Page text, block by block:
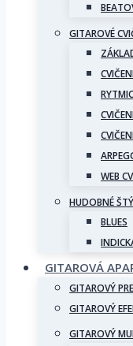
GITAROVÉ
WEB
HUDOBNÉ
BLUES
GITAROVÁ
GITAROVÝ
GITAROVÝ
GITAROVÝ